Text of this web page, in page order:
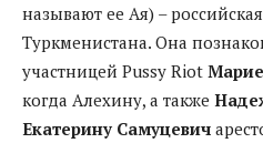
называют ее Ая) –
Туркменистана. Она
участницей Pussy Riot
когда Алехину, а также
Екатерину Самуцевич